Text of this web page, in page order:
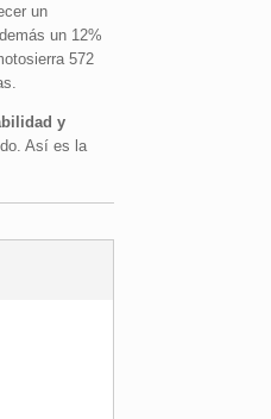
un
un 12%
572
y
Así es la